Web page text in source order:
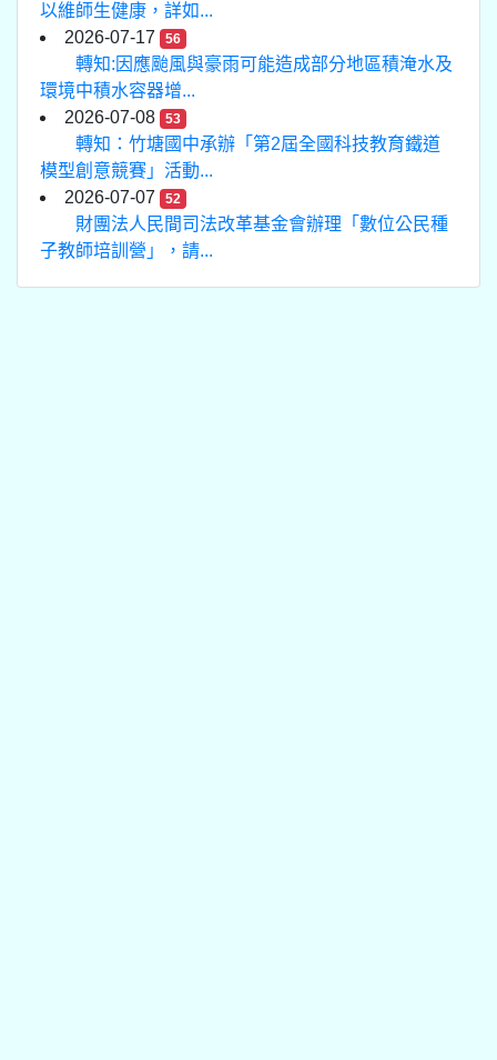
以維師生健康，詳如...
2026-07-17
56
轉知:因應颱風與豪雨可能造成部分地區積淹水及
環境中積水容器增...
2026-07-08
53
轉知：竹塘國中承辦「第2屆全國科技教育鐵道
模型創意競賽」活動...
2026-07-07
52
財團法人民間司法改革基金會辦理「數位公民種
子教師培訓營」，請...